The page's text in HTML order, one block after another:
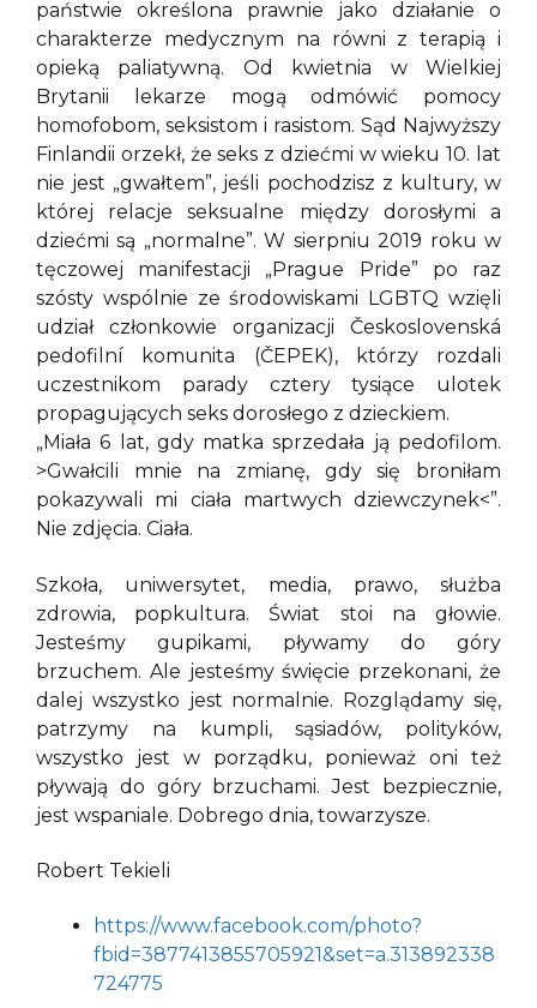
państwie określona prawnie jako działanie o
charakterze medycznym na równi z terapią i
opieką paliatywną. Od kwietnia w Wielkiej
Brytanii lekarze mogą odmówić pomocy
homofobom, seksistom i rasistom. Sąd Najwyższy
Finlandii orzekł, że seks z dziećmi w wieku 10. lat
nie jest „gwałtem”, jeśli pochodzisz z kultury, w
której relacje seksualne między dorosłymi a
dziećmi są „normalne”. W sierpniu 2019 roku w
tęczowej manifestacji „Prague Pride” po raz
szósty wspólnie ze środowiskami LGBTQ wzięli
udział członkowie organizacji Československá
pedofilní komunita (ČEPEK), którzy rozdali
uczestnikom parady cztery tysiące ulotek
propagujących seks dorosłego z dzieckiem.
„Miała 6 lat, gdy matka sprzedała ją pedofilom.
>Gwałcili mnie na zmianę, gdy się broniłam
pokazywali mi ciała martwych dziewczynek<”.
Nie zdjęcia. Ciała.
Szkoła, uniwersytet, media, prawo, służba
zdrowia, popkultura. Świat stoi na głowie.
Jesteśmy gupikami, pływamy do góry
brzuchem. Ale jesteśmy święcie przekonani, że
dalej wszystko jest normalnie. Rozglądamy się,
patrzymy na kumpli, sąsiadów, polityków,
wszystko jest w porządku, ponieważ oni też
pływają do góry brzuchami. Jest bezpiecznie,
jest wspaniale. Dobrego dnia, towarzysze.
Robert Tekieli
https://www.facebook.com/photo?
fbid=3877413855705921&set=a.313892338
724775